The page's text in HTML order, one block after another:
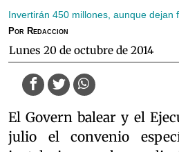
Invertirán 450 millones, aunque dejan
Por Redaccion
lunes 20 de octubre de 2014
El Govern balear y el
julio el convenio